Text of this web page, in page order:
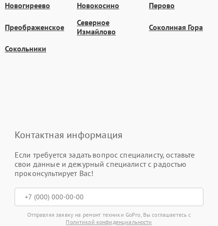
Новогиреево Новокосино Перово
Преображенское
Северное
Измайлово
Соколиная Гора
Сокольники
Контактная информация
Если требуется задать вопрос специалисту, оставьте
свои данные и дежурный специалист с радостью
проконсультирует Вас!
Отправляя заявку на ремонт техники GoPro, Вы соглашаетесь с
Политикой конфиденциальности